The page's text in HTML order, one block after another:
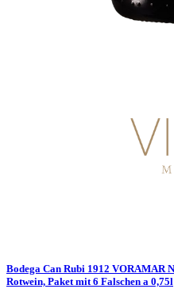
Bodega Can Rubi 1912 VORAMAR
Rotwein, Paket mit 6 Falschen a 0,75l